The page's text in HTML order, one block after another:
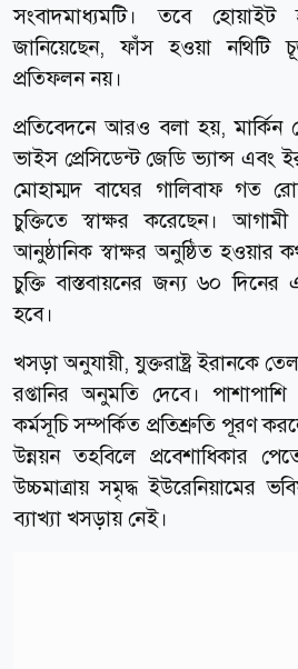
সংবাদমাধ্যমটি। তবে
জানিয়েছেন, ফাঁস হওয়া নথিটি
প্রতিফলন নয়।
প্রতিবেদনে আরও বলা হয়, মার্কিন
ভাইস প্রেসিডেন্ট জেডি ভ্যান্স এবং
মোহাম্মদ বাঘের গালিবাফ গত
চুক্তিতে স্বাক্ষর করেছেন।
আনুষ্ঠানিক স্বাক্ষর অনুষ্ঠিত হওয়ার
চুক্তি বাস্তবায়নের জন্য ৬০
হবে।
খসড়া অনুযায়ী, যুক্তরাষ্ট্র ইরানকে
রপ্তানির অনুমতি দেবে।
কর্মসূচি সম্পর্কিত প্রতিশ্রুতি পূরণ
উন্নয়ন তহবিলে প্রবেশাধিকার
উচ্চমাত্রায় সমৃদ্ধ ইউরেনিয়ামের
ব্যাখ্যা খসড়ায় নেই।